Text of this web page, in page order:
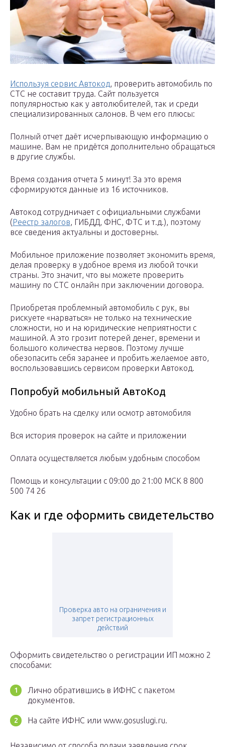
Используя сервис Автокод, проверить автомобиль по
СТС не составит труда. Сайт пользуется
популярностью как у автолюбителей, так и среди
специализированных салонов. В чем его плюсы:
Полный отчет даёт исчерпывающую информацию о
машине. Вам не придётся дополнительно обращаться
в другие службы.
Время создания отчета 5 минут! За это время
сформируются данные из 16 источников.
Автокод сотрудничает с официальными службами
(Реестр залогов, ГИБДД, ФНС, ФТС и т.д.), поэтому
все сведения актуальны и достоверны.
Мобильное приложение позволяет экономить время,
делая проверку в удобное время из любой точки
страны. Это значит, что вы можете проверить
машину по СТС онлайн при заключении договора.
Приобретая проблемный автомобиль с рук, вы
рискуете «нарваться» не только на технические
сложности, но и на юридические неприятности с
машиной. А это грозит потерей денег, времени и
большого количества нервов. Поэтому лучше
обезопасить себя заранее и пробить желаемое авто,
воспользовавшись сервисом проверки Автокод.
Попробуй мобильный АвтоКод
Удобно брать на сделку или осмотр автомобиля
Вся история проверок на сайте и приложении
Оплата осуществляется любым удобным способом
Помощь и консультации с 09:00 до 21:00 МСК 8 800
500 74 26
Как и где оформить свидетельство
Проверка авто на ограничения и
запрет регистрационных
действий
Оформить свидетельство о регистрации ИП можно 2
способами:
Лично обратившись в ИФНС с пакетом
документов.
На сайте ИФНС или www.gosuslugi.ru.